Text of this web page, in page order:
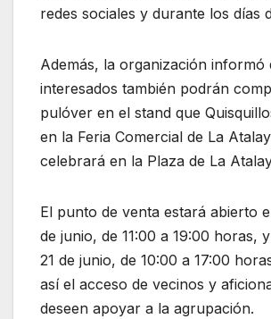
redes sociales y durante los días
Además, la organización informó
interesados también podrán
pulóver en el stand que
en la Feria Comercial de La
celebrará en la Plaza de La
El punto de venta estará abierto
de junio, de 11:00 a 19:00 horas,
21 de junio, de 10:00 a 17:00
así el acceso de vecinos y
deseen apoyar a la agrupación.